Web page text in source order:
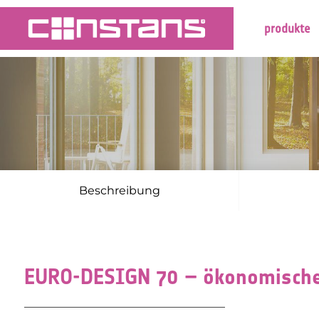
produkte
Beschreibung
EURO-DESIGN 70 –